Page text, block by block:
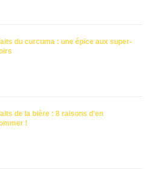
du curcuma : une épice aux super-
de la bière : 8 raisons d’en
!